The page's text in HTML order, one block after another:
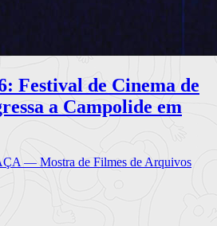
Festival de Cinema de
a Campolide em
— Mostra de Filmes de Arquivos